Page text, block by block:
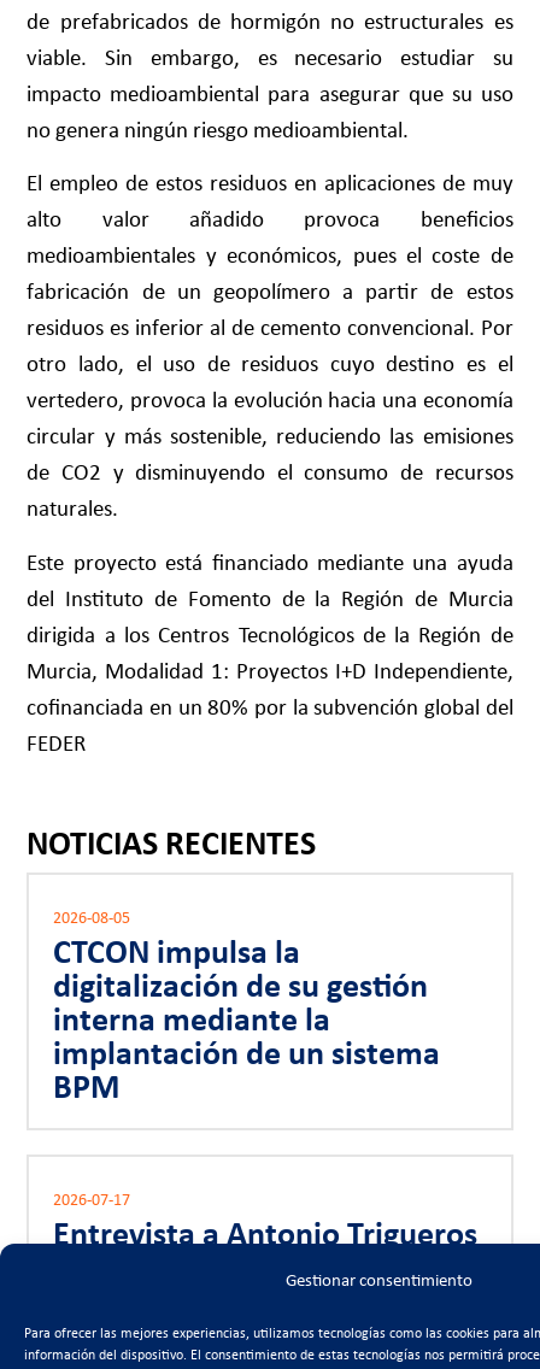
Gestionar consentimiento
Para ofrecer las mejores experiencias, utilizamos tecnologías como las cookies para
información del dispositivo. El consentimiento de estas tecnologías nos permitirá
de prefabricados de hormigón no estructurales es
viable. Sin embargo, es necesario estudiar su
impacto medioambiental para asegurar que su uso
no genera ningún riesgo medioambiental.
El empleo de estos residuos en aplicaciones de muy
alto valor añadido provoca beneficios
medioambientales y económicos, pues el coste de
fabricación de un geopolímero a partir de estos
residuos es inferior al de cemento convencional. Por
otro lado, el uso de residuos cuyo destino es el
vertedero, provoca la evolución hacia una economía
circular y más sostenible, reduciendo las emisiones
de CO2 y disminuyendo el consumo de recursos
naturales.
Este proyecto está financiado mediante una ayuda
del Instituto de Fomento de la Región de Murcia
dirigida a los Centros Tecnológicos de la Región de
Murcia, Modalidad 1: Proyectos I+D Independiente,
cofinanciada en un 80% por la subvención global del
FEDER
NOTICIAS RECIENTES
2026-08-05
CTCON impulsa la
digitalización de su gestión
interna mediante la
implantación de un sistema
BPM
2026-07-17
Entrevista a Antonio Trigueros
en Onda Regional